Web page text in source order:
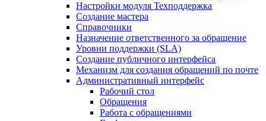
Настройки модуля Техподдержка
Создание мастера
Справочники
Назначение ответственного за обращение
Уровни поддержки (SLA)
Создание публичного интерфейса
Механизм для создания обращений по почте
Административный интерфейс
Рабочий стол
Обращения
Работа с обращениями